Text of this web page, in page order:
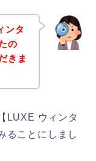
ンタ
の
きま
LUXE ウィンタ
ることにしまし